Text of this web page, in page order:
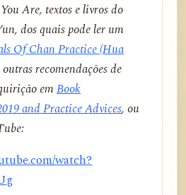
Are, textos e livros do
dos quais pode ler um
Of Chan Practice (Hua
outras recomendações de
emBook
and Practice Advices, ou
watch?